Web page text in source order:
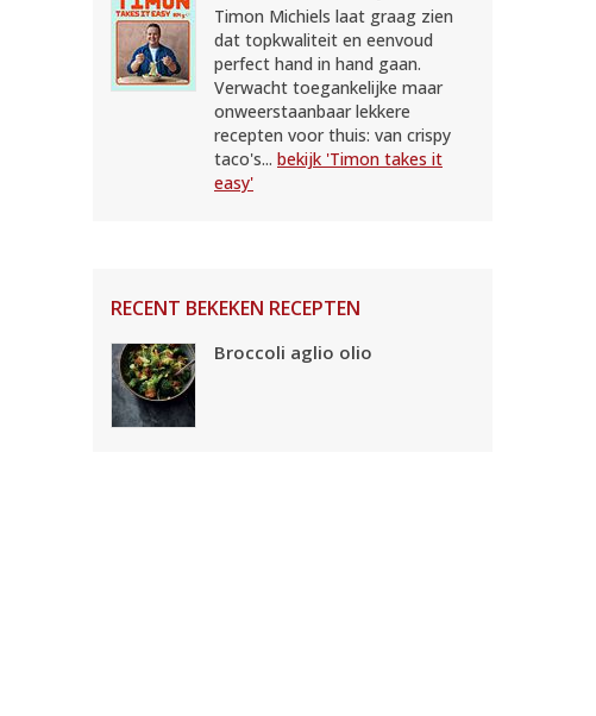
Timon Michiels laat graag zien
dat topkwaliteit en eenvoud
perfect hand in hand gaan.
Verwacht toegankelijke maar
onweerstaanbaar lekkere
recepten voor thuis: van crispy
taco's... bekijk 'Timon takes it
easy'
RECENT BEKEKEN RECEPTEN
Broccoli aglio olio